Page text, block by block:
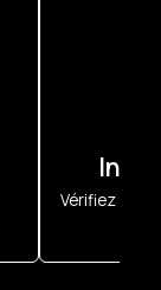
Vérifiez vos